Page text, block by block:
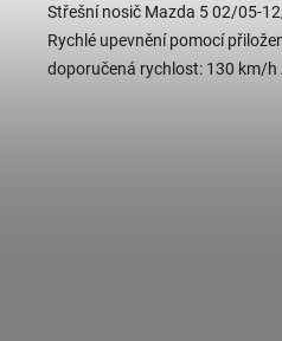
Střešní nosič Mazda 5 02/05-
Rychlé upevnění pomocí
doporučená rychlost: 130 km/h